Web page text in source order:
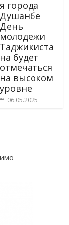
я города
Душанбе
День
молодежи
Таджикиста
на будет
отмечаться
на высоком
уровне
06.05.2025